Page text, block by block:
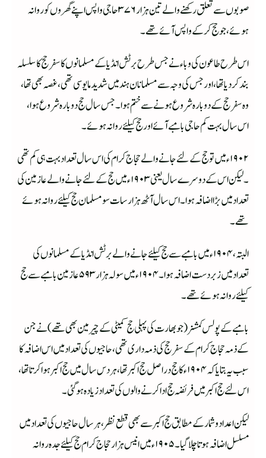
صوبوں سے تعلق رکھنے والے تین ہزار ۳۷۶ حاجی واپس اپنے گھروں کو روانہ
ہوئے ، جو حج کرکے واپس آئے تھے ۔
اس طرح طاعون کی وبا ء نے جس طرح برٹش انڈیا کے مسلمانوں کا سفر حج کا سلسلہ
بندکردیا تھا ، اور جس کی وجہ سےمسلمانان ہند میں شدید مایوسی تھی ، غصہ بھی تھا ،
وہ سفر حج کے دوبارہ شروع ہونے سے ختم ہوا ۔جس سال حج دوبارہ شروع ہوا ،
اس سال بہت کم حاجی بامبے آئے اور حج کیلئے روانہ ہوئے ۔
۱۹۰۲ ء میں تو حج کے لئے جانے والے حجاج کرام کی اس سال تعداد بہت ہی کم تھی
۔لیکن اس کے دوسرے سال یعنی ۱۹۰۳ ء میں حج کے لئے جانے والے عازمین کی
تعداد میں بڑا اضافہ ہوا ۔ اس سال آٹھ ہزار سات سو مسلمان حج کیلئے روانہ ہوئے
تھے ۔
البتہ ، ۱۹۰۴ ء میں بامبے سے حج کیلئے جانے والے برٹش انڈیا کے مسلمانوں کی
تعداد میں زبردست اضافہ ہوا ۔ ۱۹۰۴ ء میں سولہ ہزار ۵۹۳ عازمین بامبے سے حج
کیلئے روانہ ہوئے تھے ۔
بامبے کے پولس کمشنر ( جو بھارت کی پہلی حج کمیٹی کے چیرمین بھی تھے )نے جن
کے ذمہ حجاج کرام کے سفر حج کی ذمہ داری تھی ، حاجیوں کی تعداد میں اس اضافہ کا
سبب یہ بتایا کہ ۱۹۰۴ ء کا حج در اصل حج اکبر تھا ، ہر دس سال میں حج اکبر ہوا کرتا تھا ،
اس لئے حج اکبر میں فریضہ حج ادا کرنے والوں کی تعداد زیادہ ہوگئی ۔
لیکن اعداد و شمار کے مطابق حج اکبر سے بھی قطع نظر ، ہر سال حاجیوں کی تعداد میں
مسلسل اضافہ ہوتا چلا گیا ۔۱۹۰۵ ء میں انیس ہزار حجاج کرام حج کیلئے جدہ روانہ